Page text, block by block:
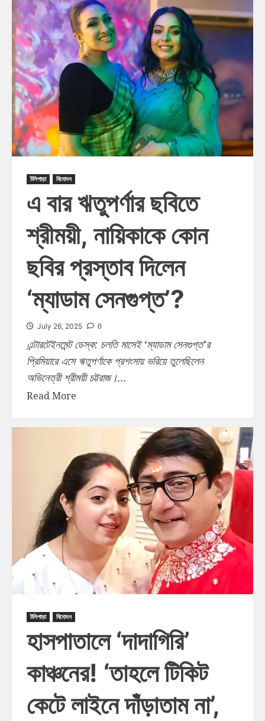
টলিপাড়া বিনোদন
এ বার ঋতুপর্ণার ছবিতে
শ্রীময়ী, নায়িকাকে কোন
ছবির প্রস্তাব দিলেন
‘ম্যাডাম সেনগুপ্ত’?
July 26, 2025 0
এন্টারটেইনমেন্ট ডেস্ক: চলতি মাসেই ‘ম্যাডাম সেনগুপ্ত’র
প্রিমিয়ারে এসে ঋতুপর্ণাকে প্রশংসায় ভরিয়ে তুলেছিলেন
অভিনেত্রী শ্রীময়ী চট্টরাজ।...
Read More
টলিপাড়া বিনোদন
হাসপাতালে ‘দাদাগিরি’
কাঞ্চনের! ‘তাহলে টিকিট
কেটে লাইনে দাঁড়াতাম না’,